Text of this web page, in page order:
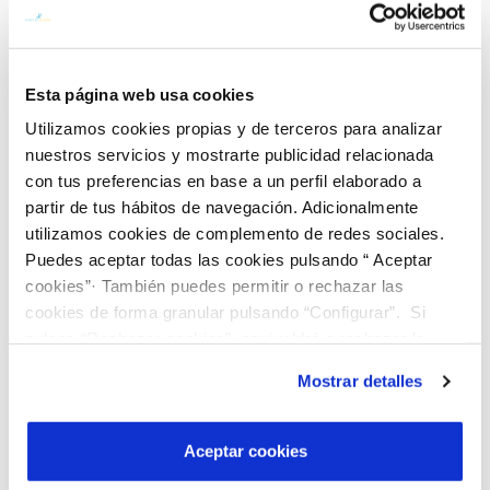
Esta página web usa cookies
Utilizamos cookies propias y de terceros para analizar
nuestros servicios y mostrarte publicidad relacionada
con tus preferencias en base a un perfil elaborado a
partir de tus hábitos de navegación. Adicionalmente
utilizamos cookies de complemento de redes sociales.
Puedes aceptar todas las cookies pulsando “ Aceptar
cookies”· También puedes permitir o rechazar las
cookies de forma granular pulsando “Configurar”. Si
son indispensables para que el sitio web funcione y que
por tanto no se pueden desactivar. Puedes consultar
más información en nuestraPolítica de Cookies
Mostrar detalles
Aceptar cookies
Tecnología avanzada y
experiencia
La combinación de nuevas tecnologías como
la inteligencia artificial y la experiencia de
nuestro equipo permiten optimizar
operaciones y afrontar los efectos del
cambio climático en la gestión de los
recursos naturales.
.